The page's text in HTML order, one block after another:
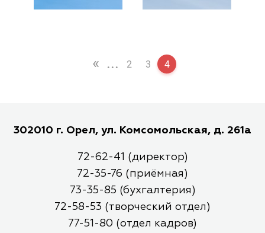
« ... 2 3 4
302010 г. Орел, ул. Комсомольская, д. 261а
72-62-41 (директор)
72-35-76 (приёмная)
73-35-85 (бухгалтерия)
72-58-53 (творческий отдел)
77-51-80 (отдел кадров)